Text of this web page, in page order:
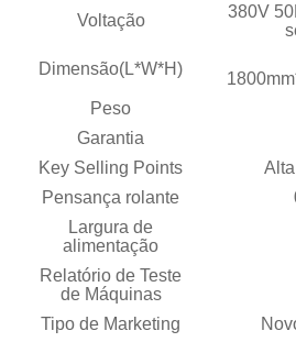
Voltação
380V
Dimensão(L*W*H)
Peso
Garantia
Key Selling Points
Pensança rolante
Largura de
alimentação
Relatório de Teste
de Máquinas
Tipo de Marketing